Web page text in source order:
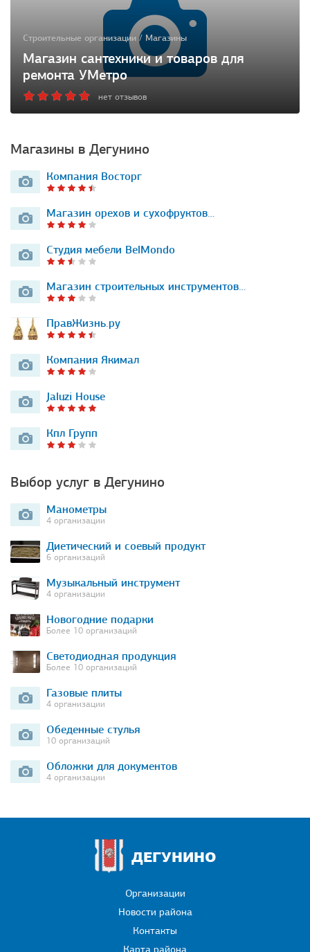
Строительные организации / Магазины
Магазин сантехники и товаров для
ремонта УМетро
нет отзывов
Магазины в Дегунино
Компания Восторг
Магазин орехов и сухофруктов…
Студия мебели BelMondo
Магазин строительных инструментов…
ПравЖизнь.ру
Компания Якимал
Jaluzi House
Кпл Групп
Выбор услуг в Дегунино
Манометры
4 организации
Диетический и соевый продукт
6 организаций
Музыкальный инструмент
4 организации
Новогодние подарки
Более 10 организаций
Светодиодная продукция
Более 10 организаций
Газовые плиты
4 организации
Обеденные стулья
10 организаций
Обложки для документов
4 организации
ДЕГУНИНО
Организации
Новости района
Контакты
Карта района